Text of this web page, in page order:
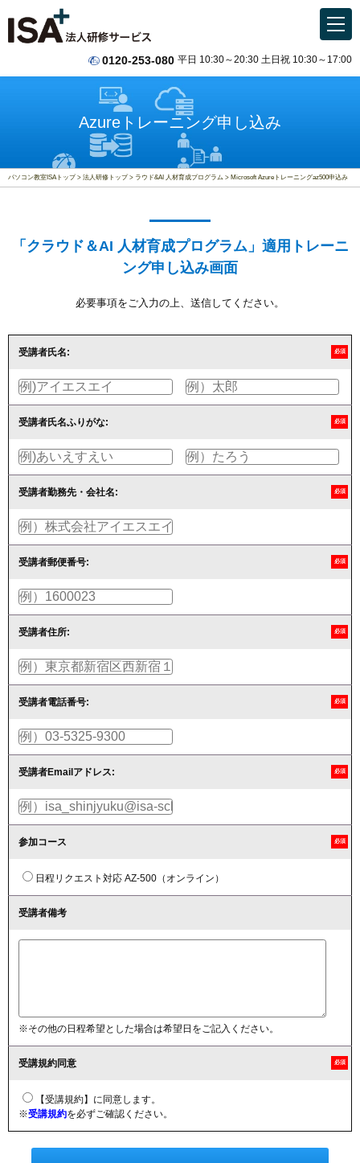
0120-253-080 平日 10:30～20:30 土日祝 10:30～17:00
Azureトレーニング申し込み
パソコン教室ISAトップ 法人研修トップ ラウド&AI 人材育成プログラム Microsoft Azureトレーニングaz500申込み
「クラウド＆AI 人材育成プログラム」適用トレーニ
ング申し込み画面
必要事項をご入力の上、送信してください。
受講者氏名: 必須
受講者氏名ふりがな: 必須
受講者勤務先・会社名: 必須
受講者郵便番号: 必須
受講者住所: 必須
受講者電話番号: 必須
受講者Emailアドレス: 必須
参加コース 必須
日程リクエスト対応 AZ-500（オンライン）
受講者備考
※その他の日程希望とした場合は希望日をご記入ください。
受講規約同意 必須
【受講規約】に同意します。
※受講規約を必ずご確認ください。